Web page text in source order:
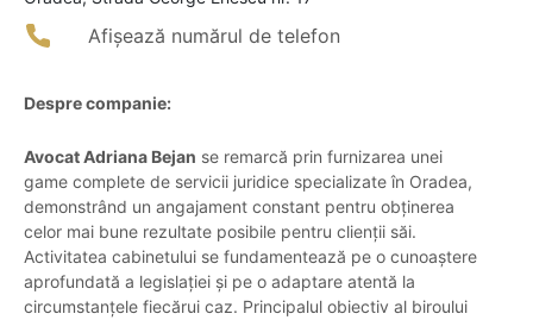
Afișează numărul de telefon
Despre companie:
Avocat Adriana Bejan se remarcă prin furnizarea unei
game complete de servicii juridice specializate în Oradea,
demonstrând un angajament constant pentru obținerea
celor mai bune rezultate posibile pentru clienții săi.
Activitatea cabinetului se fundamentează pe o cunoaștere
aprofundată a legislației și pe o adaptare atentă la
circumstanțele fiecărui caz. Principalul obiectiv al biroului